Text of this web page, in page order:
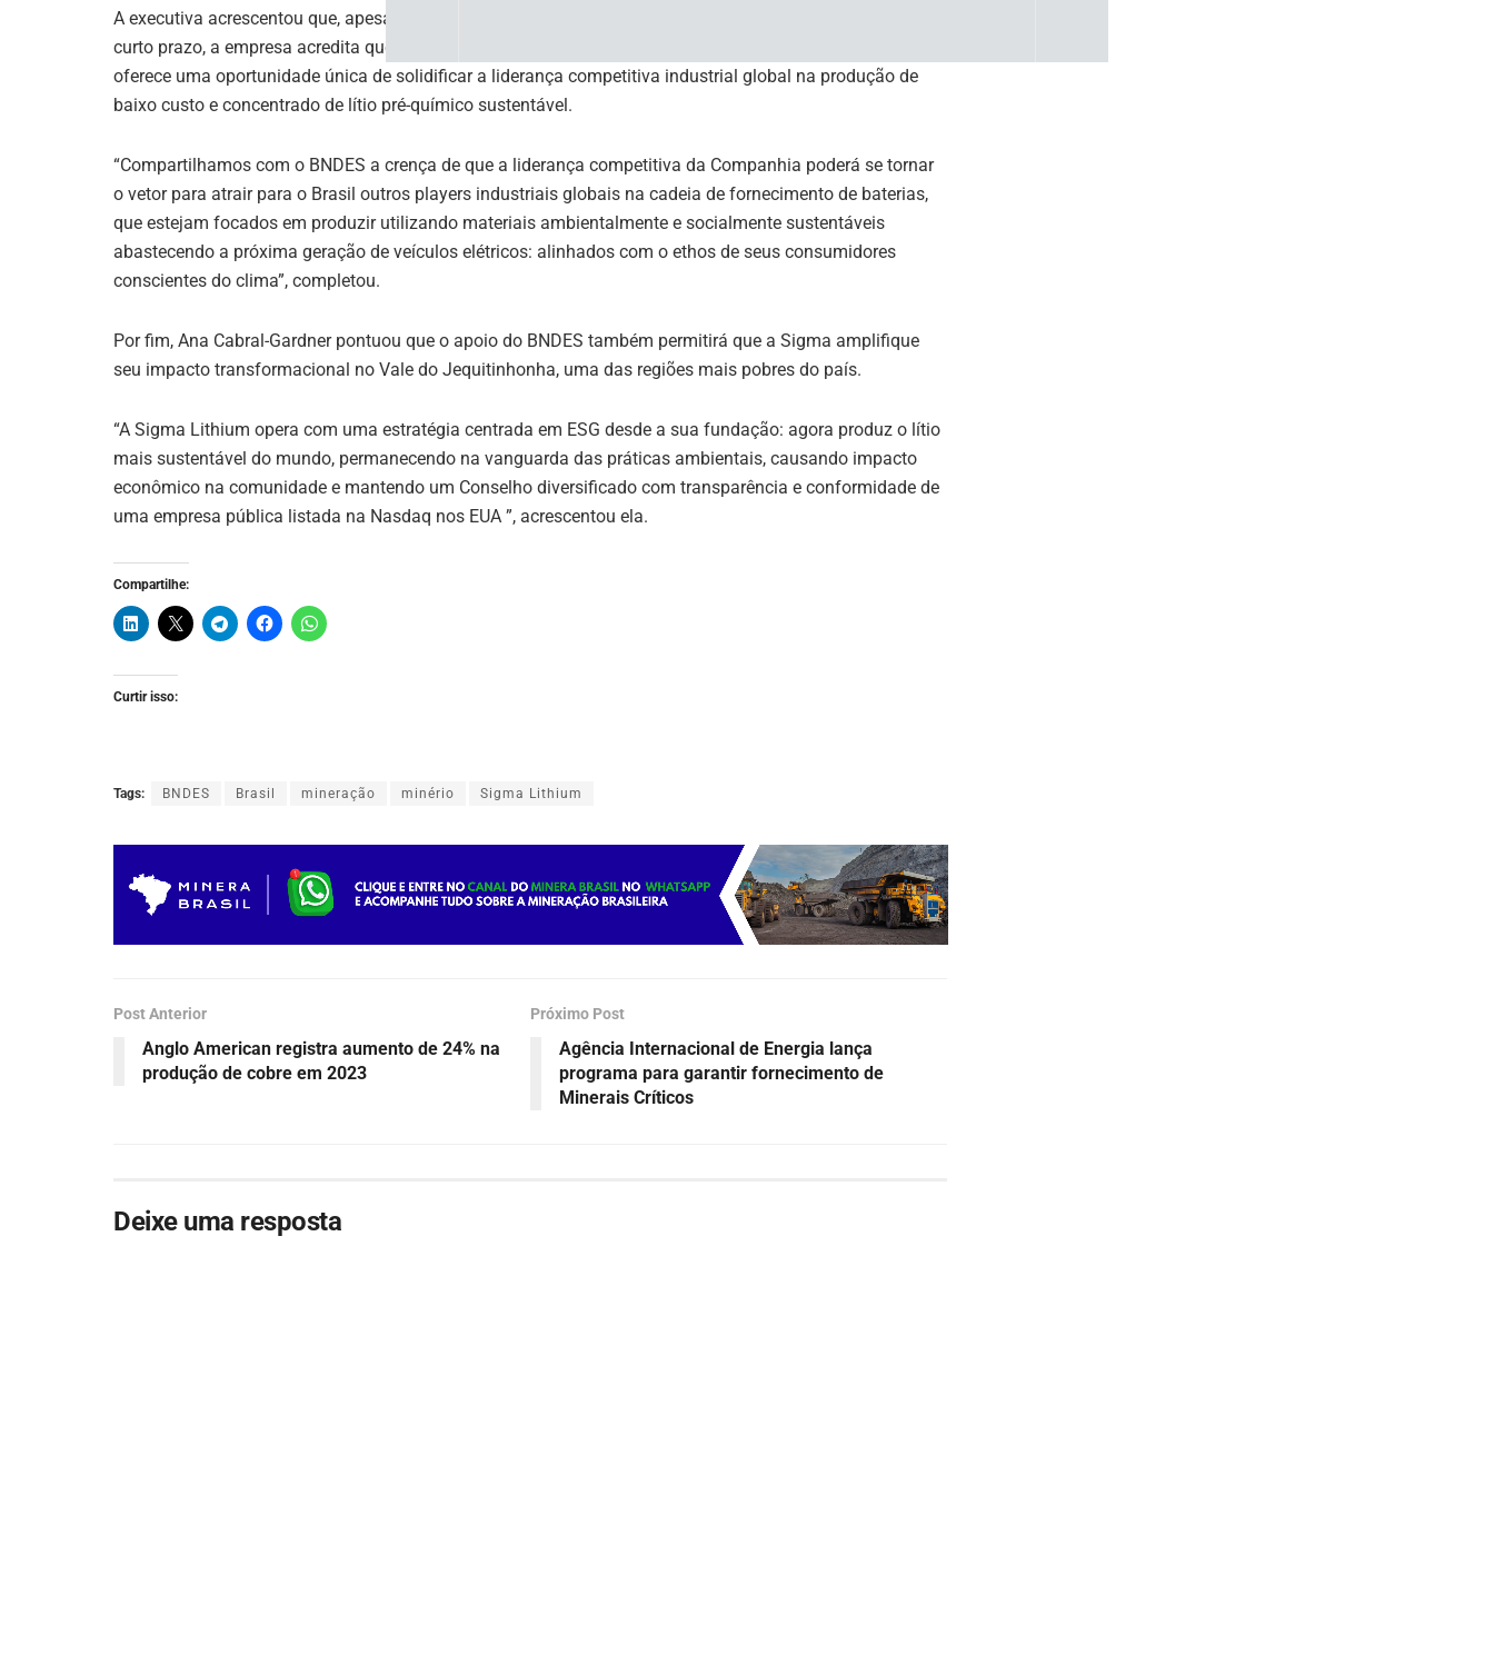
A executiva acrescentou que, apesar da recente deterioração nas perspectivas para a demanda de lítio no
curto prazo, a empresa acredita que a estrutura de capital possibilitada por este financiamento do BNDES
oferece uma oportunidade única de solidificar a liderança competitiva industrial global na produção de
baixo custo e concentrado de lítio pré-químico sustentável.
“Compartilhamos com o BNDES a crença de que a liderança competitiva da Companhia poderá se tornar
o vetor para atrair para o Brasil outros players industriais globais na cadeia de fornecimento de baterias,
que estejam focados em produzir utilizando materiais ambientalmente e socialmente sustentáveis ​​
abastecendo a próxima geração de veículos elétricos: alinhados com o ethos de seus consumidores
conscientes do clima”, completou.
Por fim, Ana Cabral-Gardner pontuou que o apoio do BNDES também permitirá que a Sigma amplifique
seu impacto transformacional no Vale do Jequitinhonha, uma das regiões mais pobres do país.
“A Sigma Lithium opera com uma estratégia centrada em ESG desde a sua fundação: agora produz o lítio
mais sustentável do mundo, permanecendo na vanguarda das práticas ambientais, causando impacto
econômico na comunidade e mantendo um Conselho diversificado com transparência e conformidade de
uma empresa pública listada na Nasdaq nos EUA ”, acrescentou ela.
Compartilhe:
Curtir isso:
Tags: BNDES Brasil mineração minério Sigma Lithium
Post Anterior
Anglo American registra aumento de 24% na
produção de cobre em 2023
Próximo Post
Agência Internacional de Energia lança
programa para garantir fornecimento de
Minerais Críticos
Deixe uma resposta